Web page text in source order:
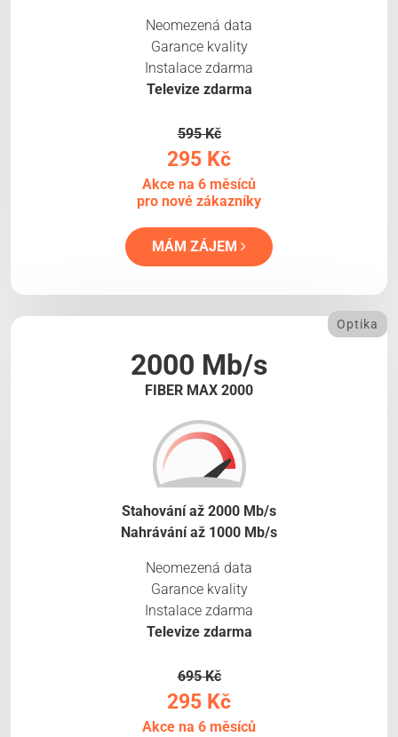
Neomezená data
Garance kvality
Instalace zdarma
Televize zdarma
595 Kč
295 Kč
Akce na 6 měsíců
pro nové zákazníky
MÁM ZÁJEM
2000 Mb/s
FIBER MAX 2000
Optika
Stahování až 2000 Mb/s
Nahrávání až 1000 Mb/s
Neomezená data
Garance kvality
Instalace zdarma
Televize zdarma
695 Kč
295 Kč
Akce na 6 měsíců